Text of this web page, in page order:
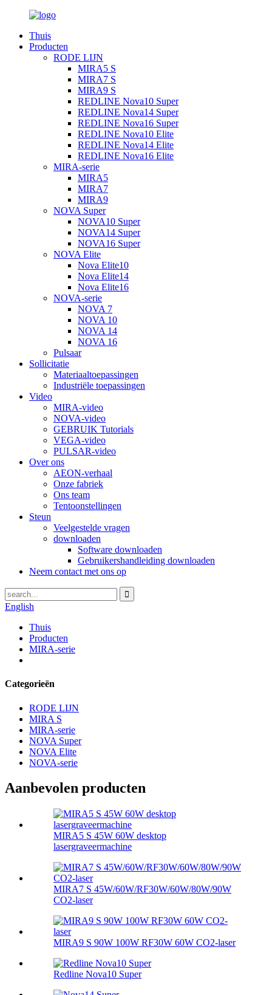
Thuis
Producten
RODE LIJN
MIRA5 S
MIRA7 S
MIRA9 S
REDLINE Nova10 Super
REDLINE Nova14 Super
REDLINE Nova16 Super
REDLINE Nova10 Elite
REDLINE Nova14 Elite
REDLINE Nova16 Elite
MIRA-serie
MIRA5
MIRA7
MIRA9
NOVA Super
NOVA10 Super
NOVA14 Super
NOVA16 Super
NOVA Elite
Nova Elite10
Nova Elite14
Nova Elite16
NOVA-serie
NOVA 7
NOVA 10
NOVA 14
NOVA 16
Pulsaar
Sollicitatie
Materiaaltoepassingen
Industriële toepassingen
Video
MIRA-video
NOVA-video
GEBRUIK Tutorials
VEGA-video
PULSAR-video
Over ons
AEON-verhaal
Onze fabriek
Ons team
Tentoonstellingen
Steun
Veelgestelde vragen
downloaden
Software downloaden
Gebruikershandleiding downloaden
Neem contact met ons op
English
Thuis
Producten
MIRA-serie
Categorieën
RODE LIJN
MIRA S
MIRA-serie
NOVA Super
NOVA Elite
NOVA-serie
Aanbevolen producten
MIRA5 S 45W 60W desktop
lasergraveermachine
MIRA7 S 45W/60W/RF30W/60W/80W/90W
CO2-laser
MIRA9 S 90W 100W RF30W 60W CO2-laser
Redline Nova10 Super